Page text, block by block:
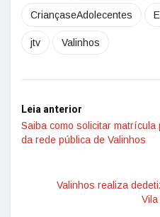
CriançaseAdolecentes
jtv Valinhos
Leia anterior
Saiba como solicitar
da rede pública de Valinhos
Valinhos realiza